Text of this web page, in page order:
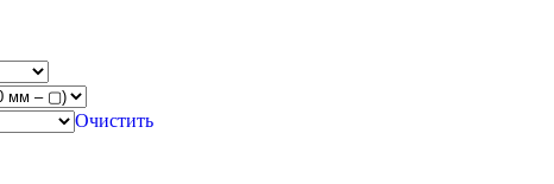
Очистить